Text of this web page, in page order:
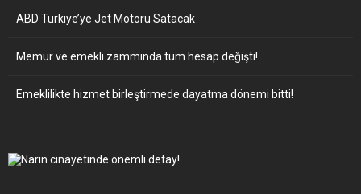
ABD Türkiye’ye Jet Motoru Satacak
Memur ve emekli zammında tüm hesap değişti!
Emeklilikte hizmet birleştirmede dayatma dönemi bitti!